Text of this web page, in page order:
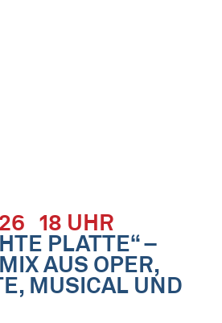
18 UHR
PLATTE“ –
AUS OPER,
MUSICAL UND